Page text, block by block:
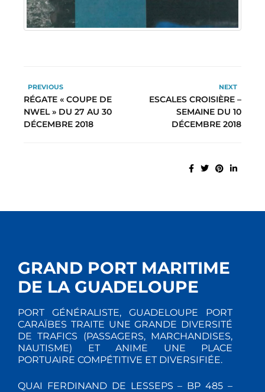
PREVIOUS
RÉGATE « COUPE DE
NWEL » DU 27 AU 30
DÉCEMBRE 2018
NEXT
ESCALES CROISIÈRE –
SEMAINE DU 10
DÉCEMBRE 2018
GRAND PORT MARITIME
DE LA GUADELOUPE
PORT GÉNÉRALISTE, GUADELOUPE PORT
CARAÏBES TRAITE UNE GRANDE DIVERSITÉ
DE TRAFICS (PASSAGERS, MARCHANDISES,
NAUTISME) ET ANIME UNE PLACE
PORTUAIRE COMPÉTITIVE ET DIVERSIFIÉE.
QUAI FERDINAND DE LESSEPS – BP 485 –